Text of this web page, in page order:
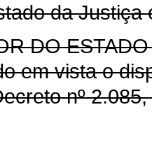
da Justiça
DO
em vista o
nº